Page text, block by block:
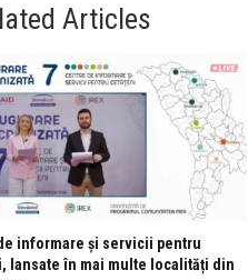
Articles
informare și servicii pentru
lansate în mai multe localități din